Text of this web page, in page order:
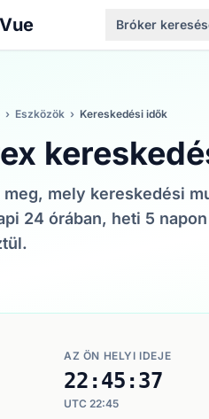
Bróker
› Eszközök › Kereskedési idők
meg, mely kereskedési
24 órában, heti 5
AZ ÖN HELYI IDEJE
22:45:37
UTC 22:45